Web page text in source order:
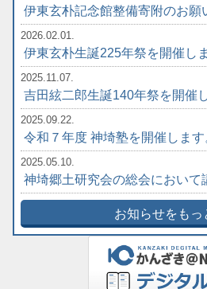
伊東玄朴記念館整備寄附のお願
2026.02.01.
伊東玄朴生誕225年祭を開催し
2025.11.07.
吉田絃二郎生誕140年祭を開催
2025.09.22.
令和７年度 神埼塾を開催します
2025.05.10.
神埼郷土研究会の総会において
お知らせをもっ